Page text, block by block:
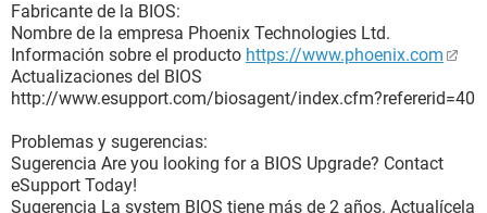
Tipo de conector interno On-Board IDE
Tipo de conector externo Ninguno
[ Conectores de puertos / SECONDARY IDE ]
Diseño del conector interno SECONDARY IDE
Tipo de conector interno On-Board IDE
Tipo de conector externo Ninguno
Fabricante de la BIOS:
Nombre de la empresa Phoenix Technologies Ltd.
Información sobre el producto https://www.phoenix.com
Actualizaciones del BIOS
http://www.esupport.com/biosagent/index.cfm?refererid=40
Problemas y sugerencias:
Sugerencia Are you looking for a BIOS Upgrade? Contact
eSupport Today!
Sugerencia La system BIOS tiene más de 2 años. Actualícela